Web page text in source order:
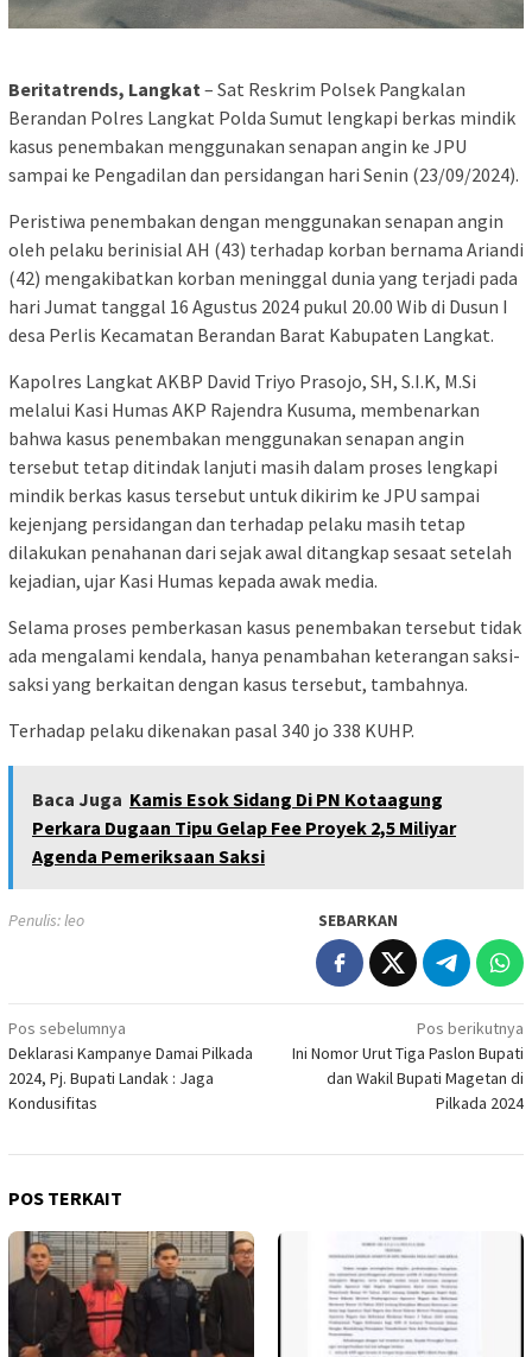
Beritatrends, Langkat – Sat Reskrim Polsek Pangkalan
Berandan Polres Langkat Polda Sumut lengkapi berkas mindik
kasus penembakan menggunakan senapan angin ke JPU
sampai ke Pengadilan dan persidangan hari Senin (23/09/2024).
Peristiwa penembakan dengan menggunakan senapan angin
oleh pelaku berinisial AH (43) terhadap korban bernama Ariandi
(42) mengakibatkan korban meninggal dunia yang terjadi pada
hari Jumat tanggal 16 Agustus 2024 pukul 20.00 Wib di Dusun I
desa Perlis Kecamatan Berandan Barat Kabupaten Langkat.
Kapolres Langkat AKBP David Triyo Prasojo, SH, S.I.K, M.Si
melalui Kasi Humas AKP Rajendra Kusuma, membenarkan
bahwa kasus penembakan menggunakan senapan angin
tersebut tetap ditindak lanjuti masih dalam proses lengkapi
mindik berkas kasus tersebut untuk dikirim ke JPU sampai
kejenjang persidangan dan terhadap pelaku masih tetap
dilakukan penahanan dari sejak awal ditangkap sesaat setelah
kejadian, ujar Kasi Humas kepada awak media.
Selama proses pemberkasan kasus penembakan tersebut tidak
ada mengalami kendala, hanya penambahan keterangan saksi-
saksi yang berkaitan dengan kasus tersebut, tambahnya.
Terhadap pelaku dikenakan pasal 340 jo 338 KUHP.
Baca Juga Kamis Esok Sidang Di PN Kotaagung
Perkara Dugaan Tipu Gelap Fee Proyek 2,5 Miliyar
Agenda Pemeriksaan Saksi
Penulis: leo SEBARKAN
Navigasi
pos
Pos sebelumnya
Deklarasi Kampanye Damai Pilkada
2024, Pj. Bupati Landak : Jaga
Kondusifitas
Pos berikutnya
Ini Nomor Urut Tiga Paslon Bupati
dan Wakil Bupati Magetan di
Pilkada 2024
POS TERKAIT